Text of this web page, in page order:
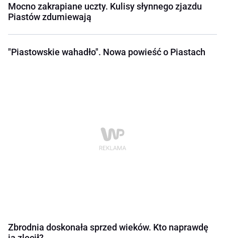
Mocno zakrapiane uczty. Kulisy słynnego zjazdu
Piastów zdumiewają
"Piastowskie wahadło". Nowa powieść o Piastach
Zbrodnia doskonała sprzed wieków. Kto naprawdę